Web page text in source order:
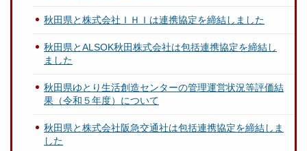
秋田県と株式会社ＩＨＩは連携協定を締結しました
秋田県とALSOK秋田株式会社は包括連携協定を締結し
ました
秋田県ゆとり生活創造センターの管理運営状況等評価結
果（令和５年度）について
秋田県と株式会社阪急交通社は包括連携協定を締結しま
した